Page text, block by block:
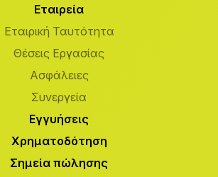
Εταιρεία
Εταιρική Ταυτότητα
Θέσεις Εργασίας
Ασφάλειες
Συνεργεία
Εγγυήσεις
Χρηματοδότηση
Σημεία πώλησης